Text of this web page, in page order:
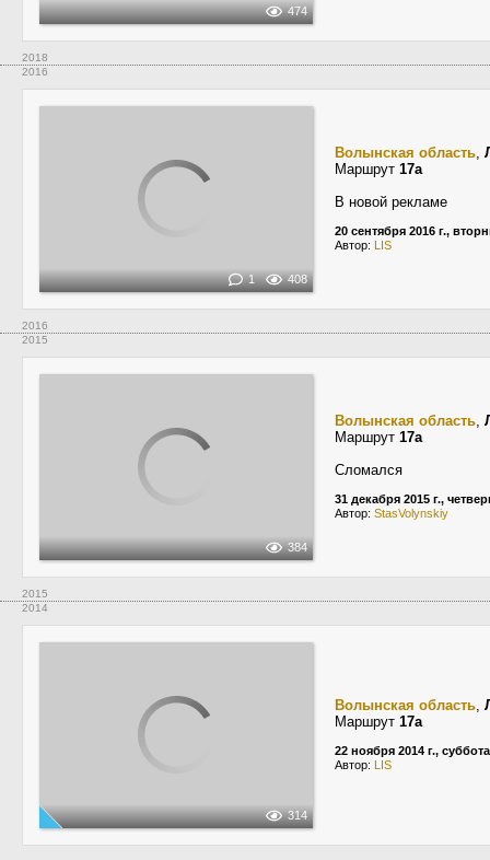
474
2018
2016
1 408
Волынская область,
Маршрут 17а
В новой рекламе
20 сентября 2016 г.,
Автор: LIS
2016
2015
384
Волынская область,
Маршрут 17а
Сломался
31 декабря 2015 г.,
Автор: StasVolynskiy
2015
2014
314
Волынская область,
Маршрут 17а
22 ноября 2014 г., суббота
Автор: LIS